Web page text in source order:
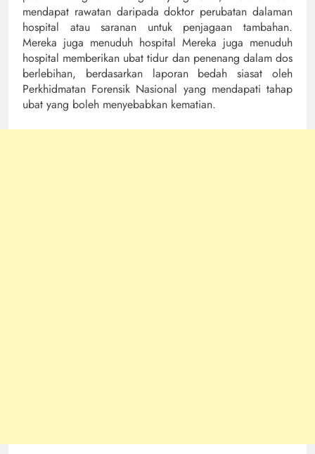
mendapat rawatan daripada doktor perubatan dalaman
hospital atau saranan untuk penjagaan tambahan.
Mereka juga menuduh hospital Mereka juga menuduh
hospital memberikan ubat tidur dan penenang dalam dos
berlebihan, berdasarkan laporan bedah siasat oleh
Perkhidmatan Forensik Nasional yang mendapati tahap
ubat yang boleh menyebabkan kematian.